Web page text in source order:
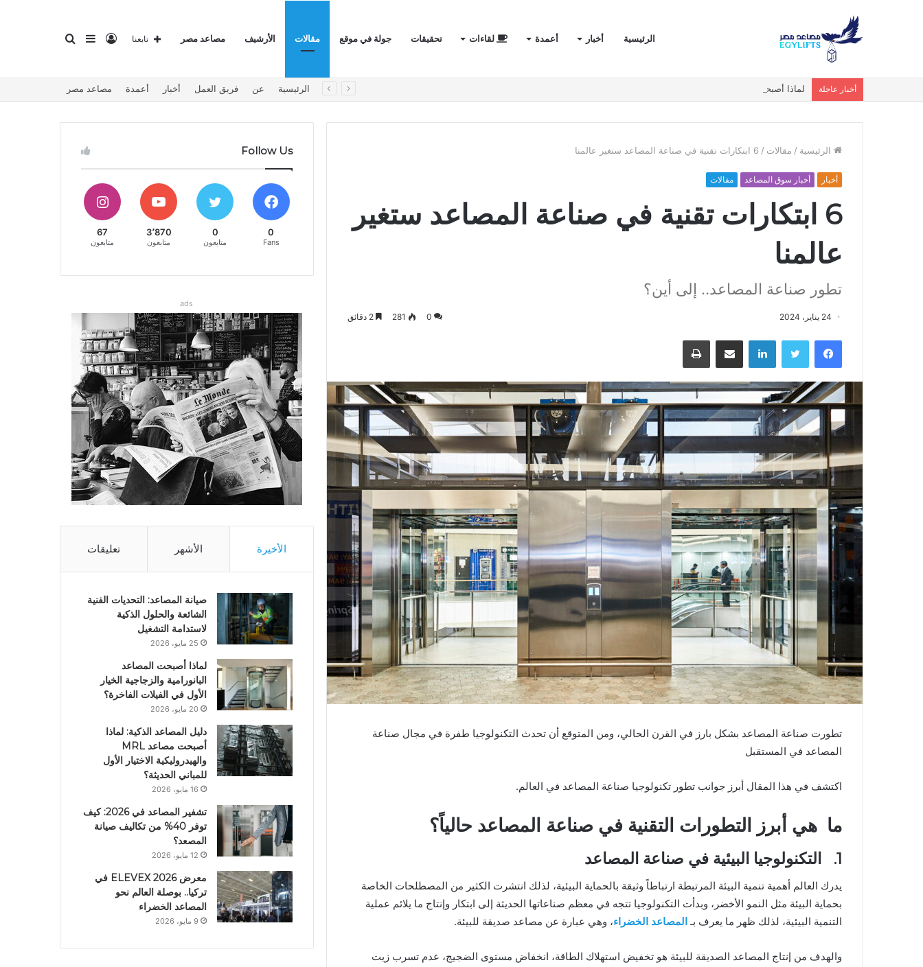
الرئيسية أخبار أعمدة لقاءات تحقيقات جولة في موقع مقالات الأرشيف مصاعد مصر إضافة
جانبي
تسجيل تابعنا
أخبار عاجلة لماذا أصبحت المصاعد البانورامية والزجاجية الخيار الأول في الفيلات الفاخرة؟ الرئيسية عن فريق العمل أخبار أعمدة مصاعد مصر
الرئيسية / مقالات / 6 ابتكارات تقنية في صناعة المصاعد ستغير عالمنا
أخبار أخبار سوق المصاعد مقالات
6 ابتكارات تقنية في صناعة المصاعد ستغير
عالمنا
تطور صناعة المصاعد.. إلى أين؟
24 يناير، 2024 0
281
فيسبوك لينكدإن
تطورت صناعة المصاعد بشكل بارز في القرن الحالي، ومن المتوقع أن تحدث التكنولوجيا طفرة في مجال صناعة
المصاعد في المستقبل
اكتشف في هذا المقال أبرز جوانب تطور تكنولوجيا صناعة المصاعد في العالم.
ما هي أبرز التطورات التقنية في صناعة المصاعد حالياً؟
1. التكنولوجيا البيئية في صناعة المصاعد
يدرك العالم أهمية تنمية البيئة المرتبطة ارتباطاً وثيقة بالحماية البيئية، لذلك انتشرت الكثير من المصطلحات الخاصة
بحماية البيئة مثل النمو الأخضر، وبدأت التكنولوجيا تتجه في معظم صناعاتها الحديثة إلى ابتكار وإنتاج ما يلائم عملية
التنمية البيئية، لذلك ظهر ما يعرف بـالمصاعد الخضراء، وهي عبارة عن مصاعد صديقة للبيئة.
والهدف من إنتاج المصاعد الصديقة للبيئة هو تخفيض استهلاك الطاقة، انخفاض مستوى الضجيج، عدم تسرب زيت
Follow Us
0
Fans
0
متابعون
3٬870
متابعون
67
متابعون
ads
الأخيرة الأشهر تعليقات
صيانة المصاعد: التحديات الفنية
الشائعة والحلول الذكية
لاستدامة التشغيل
25 مايو، 2026
لماذا أصبحت المصاعد
البانورامية والزجاجية الخيار
الأول في الفيلات الفاخرة؟
20 مايو، 2026
دليل المصاعد الذكية: لماذا
أصبحت مصاعد MRL
والهيدروليكية الاختيار الأول
للمباني الحديثة؟
16 مايو، 2026
تشفير المصاعد في 2026: كيف
توفر 40% من تكاليف صيانة
المصعد؟
12 مايو، 2026
معرض ELEVEX 2026 في
تركيا.. بوصلة العالم نحو
المصاعد الخضراء
9 مايو، 2026